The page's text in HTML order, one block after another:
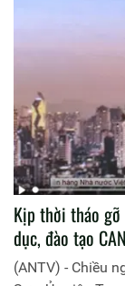
Kịp thời tháo
dục, đào tạo
(ANTV) - Chiều